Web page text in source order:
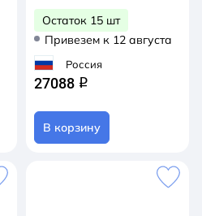
Остаток 15 шт
Привезем к 12 августа
Россия
27088 q
В корзину